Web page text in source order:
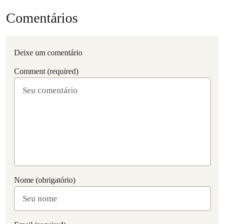
Comentários
Deixe um comentário
Comment (required)
Nome (obrigatório)